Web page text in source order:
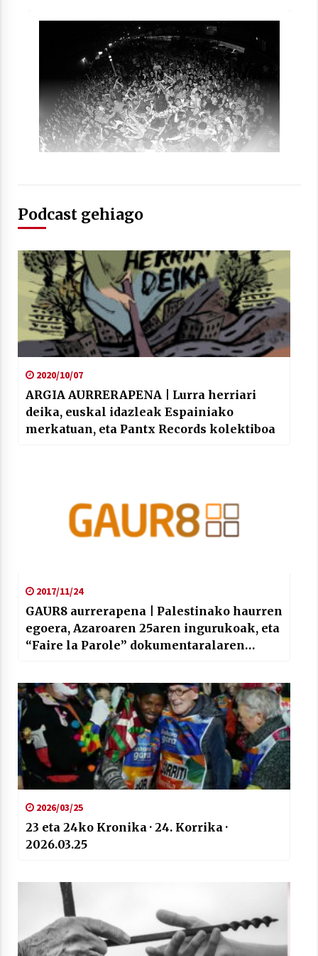
Berria egunkarian elkarrizketa
Arrosaren 20 urteez
2021/07/06
Hala Bedi irratiko Hizpidea saioan
Arrosaren 20 urteez
Zebrabidearen denboraldi amaiera
EHZtik
2021/07/01
Arrosaren laburpen bideoa Hamaika
Telebistaren eskutik
Podcast gehiago
2020/10/07
ARGIA AURRERAPENA | Lurra herriari
deika, euskal idazleak Espainiako
merkatuan, eta Pantx Records kolektiboa
2017/11/24
GAUR8 aurrerapena | Palestinako haurren
egoera, Azaroaren 25aren ingurukoak, eta
“Faire la Parole” dokumentaralaren
Izagak
2026/03/25
23 eta 24ko Kronika · 24. Korrika ·
2026.03.25